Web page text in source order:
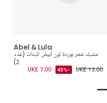
Abel & Lula
مشبك شعر بوردة لون أبيض للبنات (عدد
2)
UK£ 13.00
-45%
UK£ 7.00